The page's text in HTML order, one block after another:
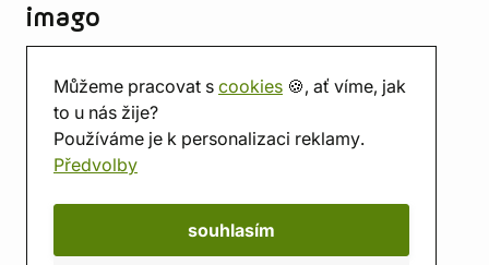
Můžeme pracovat s cookies 🍪, ať víme, jak
to u nás žije?
Používáme je k personalizaci reklamy.
Předvolby
souhlasím
imago
Prodejna
Herna
O nás
Hodnocení obchodu